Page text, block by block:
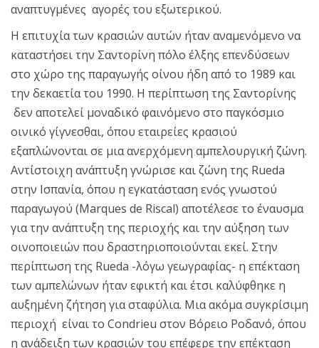
αναπτυγμένες αγορές του εξωτερικού.
Η επιτυχία των κρασιών αυτών ήταν αναμενόμενο να
καταστήσει την Σαντορίνη πόλο έλξης επενδύσεων
στο χώρο της παραγωγής οίνου ήδη από το 1989 και
την δεκαετία του 1990. Η περίπτωση της Σαντορίνης
δεν αποτελεί μοναδικό φαινόμενο στο παγκόσμιο
οινικό γίγνεσθαι, όπου εταιρείες κρασιού
εξαπλώνονται σε μια ανερχόμενη αμπελουργική ζώνη.
Αντίστοιχη ανάπτυξη γνώρισε και ζώνη της Rueda
στην Ισπανία, όπου η εγκατάσταση ενός γνωστού
παραγωγού (Marques de Riscal) αποτέλεσε το έναυσμα
για την ανάπτυξη της περιοχής και την αύξηση των
οινοποιειών που δραστηριοποιούνται εκεί. Στην
περίπτωση της Rueda -λόγω γεωγραφίας- η επέκταση
των αμπελώνων ήταν εφικτή και έτσι καλύφθηκε η
αυξημένη ζήτηση για σταφύλια. Μια ακόμα συγκρίσιμη
περιοχή είναι το Condrieu στον Βόρειο Ροδανό, όπου
η ανάδειξη των κρασιών του επέφερε την επέκταση